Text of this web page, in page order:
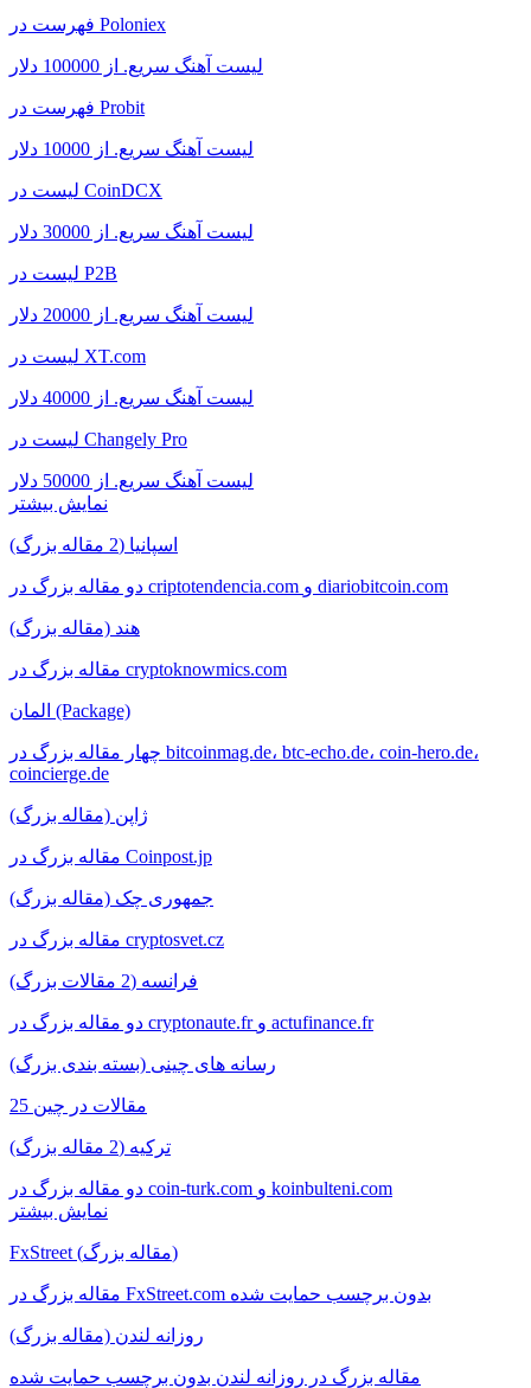
فهرست در Poloniex
لیست آهنگ سریع. از 100000 دلار
فهرست در Probit
لیست آهنگ سریع. از 10000 دلار
لیست در CoinDCX
لیست آهنگ سریع. از 30000 دلار
لیست در P2B
لیست آهنگ سریع. از 20000 دلار
لیست در XT.com
لیست آهنگ سریع. از 40000 دلار
لیست در Changely Pro
لیست آهنگ سریع. از 50000 دلار
نمایش بیشتر
اسپانیا (2 مقاله بزرگ)
دو مقاله بزرگ در criptotendencia.com و diariobitcoin.com
هند (مقاله بزرگ)
مقاله بزرگ در cryptoknowmics.com
المان (Package)
چهار مقاله بزرگ در bitcoinmag.de، btc-echo.de، coin-hero.de،
coincierge.de
ژاپن (مقاله بزرگ)
مقاله بزرگ در Coinpost.jp
جمهوری چک (مقاله بزرگ)
مقاله بزرگ در cryptosvet.cz
فرانسه (2 مقالات بزرگ)
دو مقاله بزرگ در cryptonaute.fr و actufinance.fr
رسانه های چینی (بسته بندی بزرگ)
25 مقالات در چین
ترکیه (2 مقاله بزرگ)
دو مقاله بزرگ در coin-turk.com و koinbulteni.com
نمایش بیشتر
FxStreet (مقاله بزرگ)
مقاله بزرگ در FxStreet.com بدون برچسب حمایت شده
روزانه لندن (مقاله بزرگ)
مقاله بزرگ در روزانه لندن بدون برچسب حمایت شده